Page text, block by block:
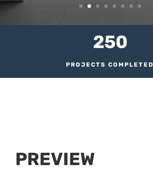
250
PROJECTS COMPLETED
PREVIEW